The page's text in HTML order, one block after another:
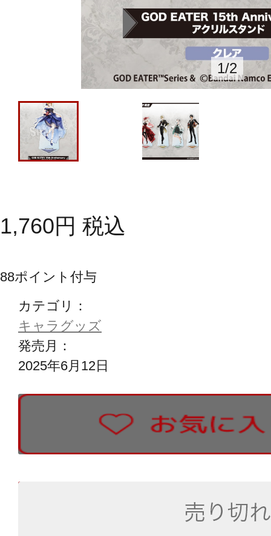
1/2
1,760円 税込
88ポイント付与
カテゴリ：
キャラグッズ
発売月：
2025年6月12日